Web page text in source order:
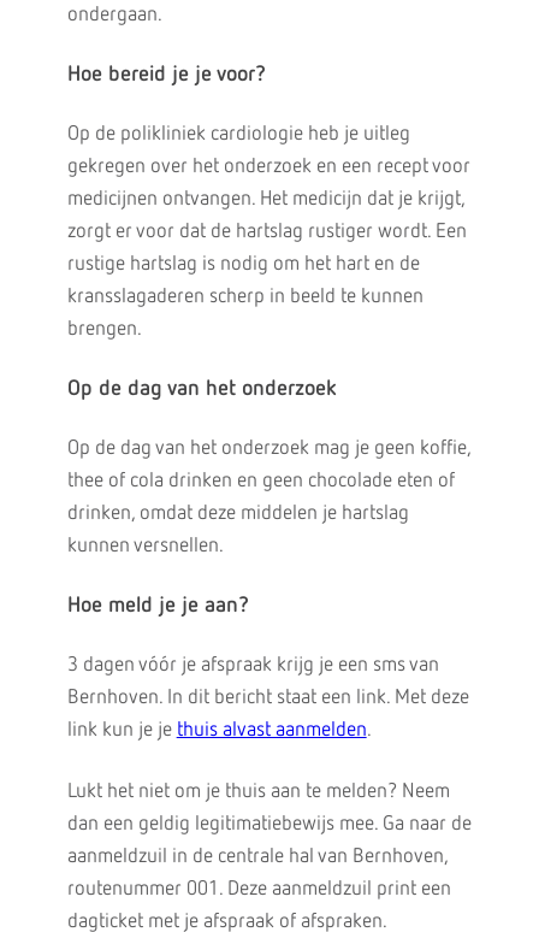
ondergaan.
Hoe bereid je je voor?
Op de polikliniek cardiologie heb je uitleg
gekregen over het onderzoek en een recept voor
medicijnen ontvangen. Het medicijn dat je krijgt,
zorgt er voor dat de hartslag rustiger wordt. Een
rustige hartslag is nodig om het hart en de
kransslagaderen scherp in beeld te kunnen
brengen.
Op de dag van het onderzoek
Op de dag van het onderzoek mag je geen koffie,
thee of cola drinken en geen chocolade eten of
drinken, omdat deze middelen je hartslag
kunnen versnellen.
Hoe meld je je aan?
3 dagen vóór je afspraak krijg je een sms van
Bernhoven. In dit bericht staat een link. Met deze
link kun je je thuis alvast aanmelden.
Lukt het niet om je thuis aan te melden? Neem
dan een geldig legitimatiebewijs mee. Ga naar de
aanmeldzuil in de centrale hal van Bernhoven,
routenummer 001. Deze aanmeldzuil print een
dagticket met je afspraak of afspraken.